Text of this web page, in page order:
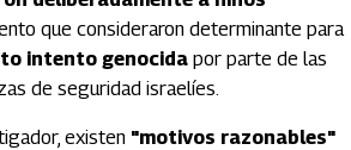
que consideraron determinante para
intento genocida por parte de las
de seguridad israelíes.
existen "motivos razonables"